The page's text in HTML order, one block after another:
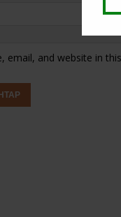
email, and website in